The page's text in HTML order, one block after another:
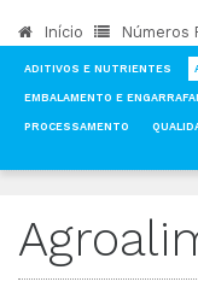
Início Números
ADITIVOS E NUTRIENTES
EMBALAMENTO E
PROCESSAMENTO